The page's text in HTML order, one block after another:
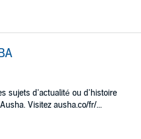
sujets d'actualité ou d'histoire
Visitez ausha.co/fr/...